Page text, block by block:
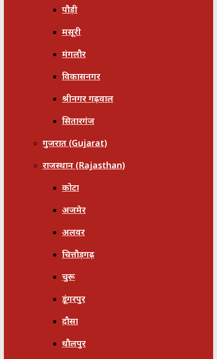
पौड़ी
मसूरी
मंगलौर
विकासनगर
श्रीनगर गढ़वाल
सितारगंज
गुजरात (Gujarat)
राजस्थान (Rajasthan)
कोटा
अजमेर
अलवर
चित्तौड़गढ़
चुरू
डूंगरपुर
दौसा
धौलपुर